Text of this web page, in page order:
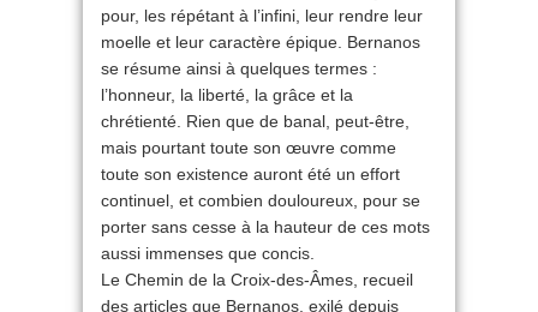
pour, les répétant à l’infini, leur rendre leur
moelle et leur caractère épique. Bernanos
se résume ainsi à quelques termes :
l’honneur, la liberté, la grâce et la
chrétienté. Rien que de banal, peut-être,
mais pourtant toute son œuvre comme
toute son existence auront été un effort
continuel, et combien douloureux, pour se
porter sans cesse à la hauteur de ces mots
aussi immenses que concis.
Le Chemin de la Croix-des-Âmes, recueil
des articles que Bernanos, exilé depuis